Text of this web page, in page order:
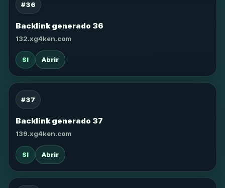
#36
Backlink generado 36
132.xg4ken.com
SI Abrir
#37
Backlink generado 37
139.xg4ken.com
SI Abrir